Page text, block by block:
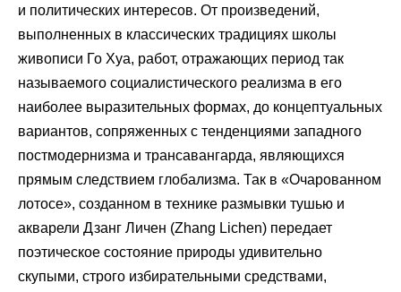
и политических интересов. От произведений,
выполненных в классических традициях школы
живописи Го Хуа, работ, отражающих период так
называемого социалистического реализма в его
наиболее выразительных формах, до концептуальных
вариантов, сопряженных с тенденциями западного
постмодернизма и трансавангарда, являющихся
прямым следствием глобализма. Так в «Очарованном
лотосе», созданном в технике размывки тушью и
акварели Дзанг Личен (Zhang Lichen) передает
поэтическое состояние природы удивительно
скупыми, строго избирательными средствами,